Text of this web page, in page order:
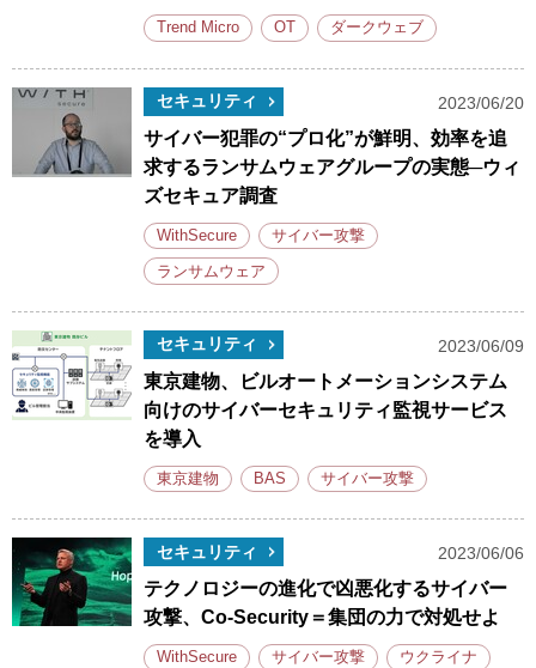
Trend Micro OT ダークウェブ
セキュリティ 2023/06/20
サイバー犯罪の“プロ化”が鮮明、効率を追
求するランサムウェアグループの実態─ウィ
ズセキュア調査
WithSecure サイバー攻撃
ランサムウェア
セキュリティ 2023/06/09
東京建物、ビルオートメーションシステム
向けのサイバーセキュリティ監視サービス
を導入
東京建物 BAS サイバー攻撃
セキュリティ 2023/06/06
テクノロジーの進化で凶悪化するサイバー
攻撃、Co-Security＝集団の力で対処せよ
WithSecure サイバー攻撃 ウクライナ